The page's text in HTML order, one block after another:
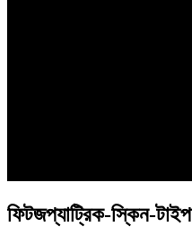
ফিটজপ্যাট্রিক-স্কিন-টাইপ